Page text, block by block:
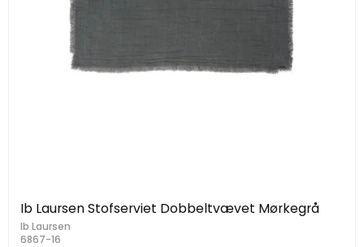
Ib Laursen Stofserviet Dobbeltvævet Mørkegrå
Ib Laursen
6867-16